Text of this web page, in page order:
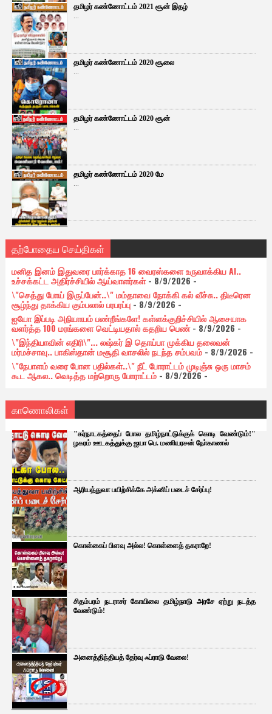
தமிழர் கண்ணோட்டம் 2021 சூன் இதழ்
...
தமிழர் கண்ணோட்டம் 2020 சூலை
...
தமிழர் கண்ணோட்டம் 2020 சூன்
...
தமிழர் கண்ணோட்டம் 2020 மே
...
தற்போதைய செய்திகள்
மனித இனம் இதுவரை பார்க்காத 16 வைரஸ்களை உருவாக்கிய AI..
உச்சக்கட்ட அதிர்ச்சியில் ஆய்வாளர்கள்- 8/9/2026-
\"செத்து போய் இருப்பேன்..\" மம்தாவை நோக்கி கல் வீச்சு.. திடீரென
சூழ்ந்து தாக்கிய கும்பலால் பரபரப்பு- 8/9/2026 -
ஐயோ இப்படி அநியாயம் பண்றீங்களே! கள்ளக்குறிச்சியில் ஆசையாக
வளர்த்த 100 மரங்களை வெட்டியதால் கதறிய பெண்- 8/9/2026 -
\"இந்தியாவின் எதிரி\"... லஷ்கர் இ தொய்பா முக்கிய தலைவன்
மர்மச்சாவு.. பாகிஸ்தான் மசூதி வாசலில் நடந்த சம்பவம்- 8/9/2026 -
\"நேபாளம் வரை போன பதில்கள்..\" நீட் போராட்டம் முடிஞ்சு ஒரு மாசம்
கூட ஆகல.. வெடித்த மற்றொரு போராட்டம்- 8/9/2026-
காணொலிகள்
"கர்நாடகத்தைப் போல தமிழ்நாட்டுக்குக் கொடி வேண்டும்!"
ழகரம் ஊடகத்துக்கு ஐயா பெ. மணியரசன் நோ்காணல்
ஆரியத்துவா பயிற்சிக்கே அக்னிப் படைச் சேர்ப்பு!
கொள்கைப் பிளவு அல்ல! கொள்ளைத் தகராறே!
சிதம்பரம் நடராசர் கோயிலை தமிழ்நாடு அரசே ஏற்று நடத்த
வேண்டும்!
அனைத்திந்தியத் தேர்வு ஃப்ராடு வேலை!